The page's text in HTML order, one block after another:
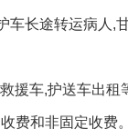
车长途转运病人,
援车,护送车出
费和非固定收费